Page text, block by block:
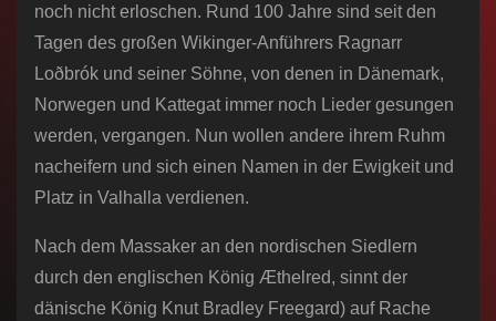
noch nicht erloschen. Rund 100 Jahre sind seit den
Tagen des großen Wikinger-Anführers Ragnarr
Loðbrók und seiner Söhne, von denen in Dänemark,
Norwegen und Kattegat immer noch Lieder gesungen
werden, vergangen. Nun wollen andere ihrem Ruhm
nacheifern und sich einen Namen in der Ewigkeit und
Platz in Valhalla verdienen.
Nach dem Massaker an den nordischen Siedlern
durch den englischen König Æthelred, sinnt der
dänische König Knut Bradley Freegard) auf Rache